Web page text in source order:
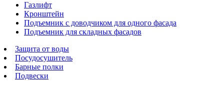
Газлифт
Кронштейн
Подъемник с доводчиком для одного фасада
Подъемник для складных фасадов
Защита от воды
Посудосушитель
Барные полки
Подвески